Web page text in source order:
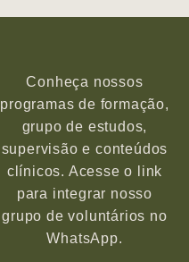
Conheça nossos
programas de formação,
grupo de estudos,
supervisão e conteúdos
clínicos. Acesse o link
para integrar nosso
grupo de voluntários no
WhatsApp.